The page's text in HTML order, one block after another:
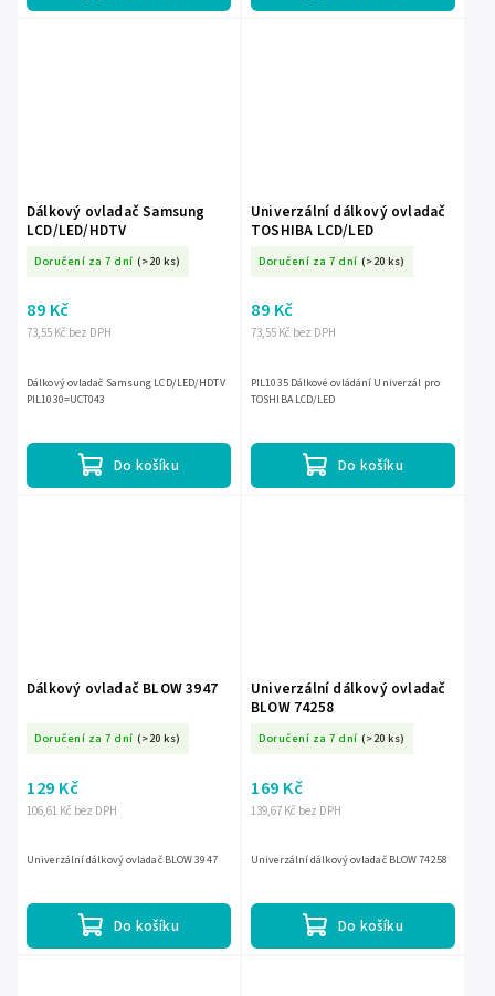
Dálkový ovladač Samsung
LCD/LED/HDTV
Doručení za 7 dní (>20 ks)
73,55 Kč bez DPH
89 Kč
Do košíku
Dálkový ovladač Samsung LCD/LED/HDTV
PIL1030=UCT043
Univerzální dálkový ovladač
TOSHIBA LCD/LED
Doručení za 7 dní (>20 ks)
73,55 Kč bez DPH
89 Kč
Do košíku
PIL1035 Dálkové ovládání Univerzál pro
TOSHIBA LCD/LED
Dálkový ovladač BLOW 3947
Doručení za 7 dní (>20 ks)
106,61 Kč bez DPH
129 Kč
Do košíku
Univerzální dálkový ovladač BLOW 3947
Univerzální dálkový ovladač
BLOW 74258
Doručení za 7 dní (>20 ks)
139,67 Kč bez DPH
169 Kč
Do košíku
Univerzální dálkový ovladač BLOW 74258